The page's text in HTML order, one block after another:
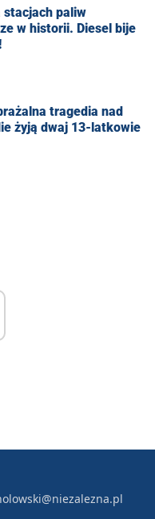
stacjach paliw
w historii. Diesel bije
tragedia nad
żyją dwaj 13-latkowie